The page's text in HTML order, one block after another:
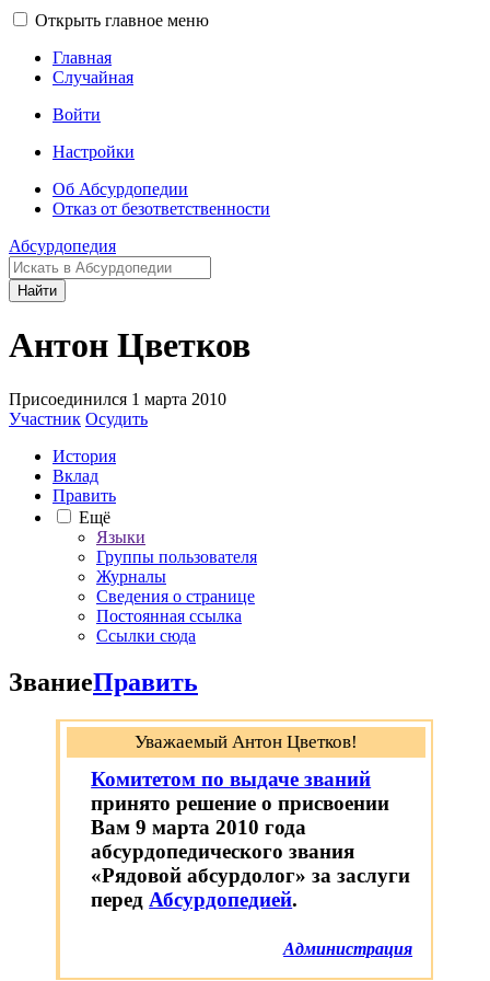
Открыть главное меню
Главная
Случайная
Войти
Настройки
Об Абсурдопедии
Отказ от безответственности
Абсурдопедия
Найти
Антон Цветков
Присоединился 1 марта 2010
Участник Осудить
История
Вклад
Править
Ещё
Языки
Группы пользователя
Журналы
Сведения о странице
Постоянная ссылка
Ссылки сюда
ЗваниеПравить
Уважаемый Антон Цветков!
Комитетом по выдаче званий
принято решение о присвоении
Вам 9 марта 2010 года
абсурдопедического звания
«Рядовой абсурдолог» за заслуги
перед Абсурдопедией.
Администрация